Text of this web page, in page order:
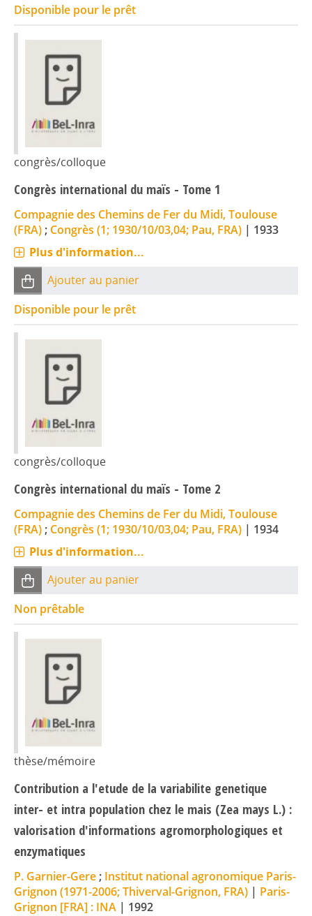
Disponible pour le prêt
congrès/colloque
Congrès international du maïs - Tome 1
Compagnie des Chemins de Fer du Midi, Toulouse
(FRA) ; Congrès (1; 1930/10/03,04; Pau, FRA) | 1933
Plus d'information...
Ajouter au panier
Disponible pour le prêt
congrès/colloque
Congrès international du maïs - Tome 2
Compagnie des Chemins de Fer du Midi, Toulouse
(FRA) ; Congrès (1; 1930/10/03,04; Pau, FRA) | 1934
Plus d'information...
Ajouter au panier
Non prêtable
thèse/mémoire
Contribution a l'etude de la variabilite genetique
inter- et intra population chez le mais (Zea mays L.) :
valorisation d'informations agromorphologiques et
enzymatiques
P. Garnier-Gere ; Institut national agronomique Paris-
Grignon (1971-2006; Thiverval-Grignon, FRA) | Paris-
Grignon [FRA] : INA | 1992